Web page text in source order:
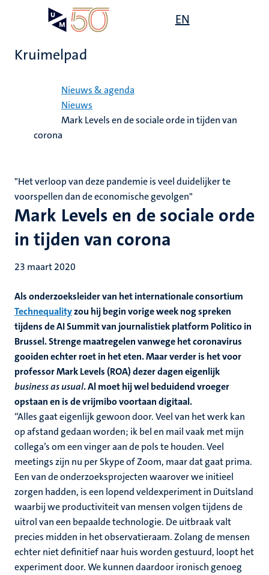
EN
Kruimelpad
Nieuws & agenda
Nieuws
Mark Levels en de sociale orde in tijden van
corona
Mark Levels en de sociale orde
in tijden van corona
"Het verloop van deze pandemie is veel duidelijker te
voorspellen dan de economische gevolgen"
23 maart 2020
Als onderzoeksleider van het internationale consortium
Technequalityzou hij begin vorige week nog spreken
tijdens de AI Summit van journalistiek platform Politico in
Brussel. Strenge maatregelen vanwege het coronavirus
gooiden echter roet in het eten. Maar verder is het voor
professor Mark Levels (ROA) dezer dagen eigenlijk
business as usual. Al moet hij wel beduidend vroeger
opstaan en is de vrijmibo voortaan digitaal.
“Alles gaat eigenlijk gewoon door. Veel van het werk kan
op afstand gedaan worden; ik bel en mail vaak met mijn
collega’s om een vinger aan de pols te houden. Veel
meetings zijn nu per Skype of Zoom, maar dat gaat prima.
Een van de onderzoeksprojecten waarover we initieel
zorgen hadden, is een lopend veldexperiment in Duitsland
waarbij we productiviteit van mensen volgen tijdens de
uitrol van een bepaalde technologie. De uitbraak valt
precies midden in het observatieraam. Zolang de mensen
echter niet definitief naar huis worden gestuurd, loopt het
experiment door. We kunnen daardoor ironisch genoeg